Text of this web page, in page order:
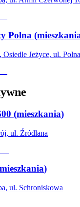
Polna (
Osiedle Jeżyce, ul.
(mieszkania)
ul. Źródlana
mieszkania)
ul. Schroniskowa